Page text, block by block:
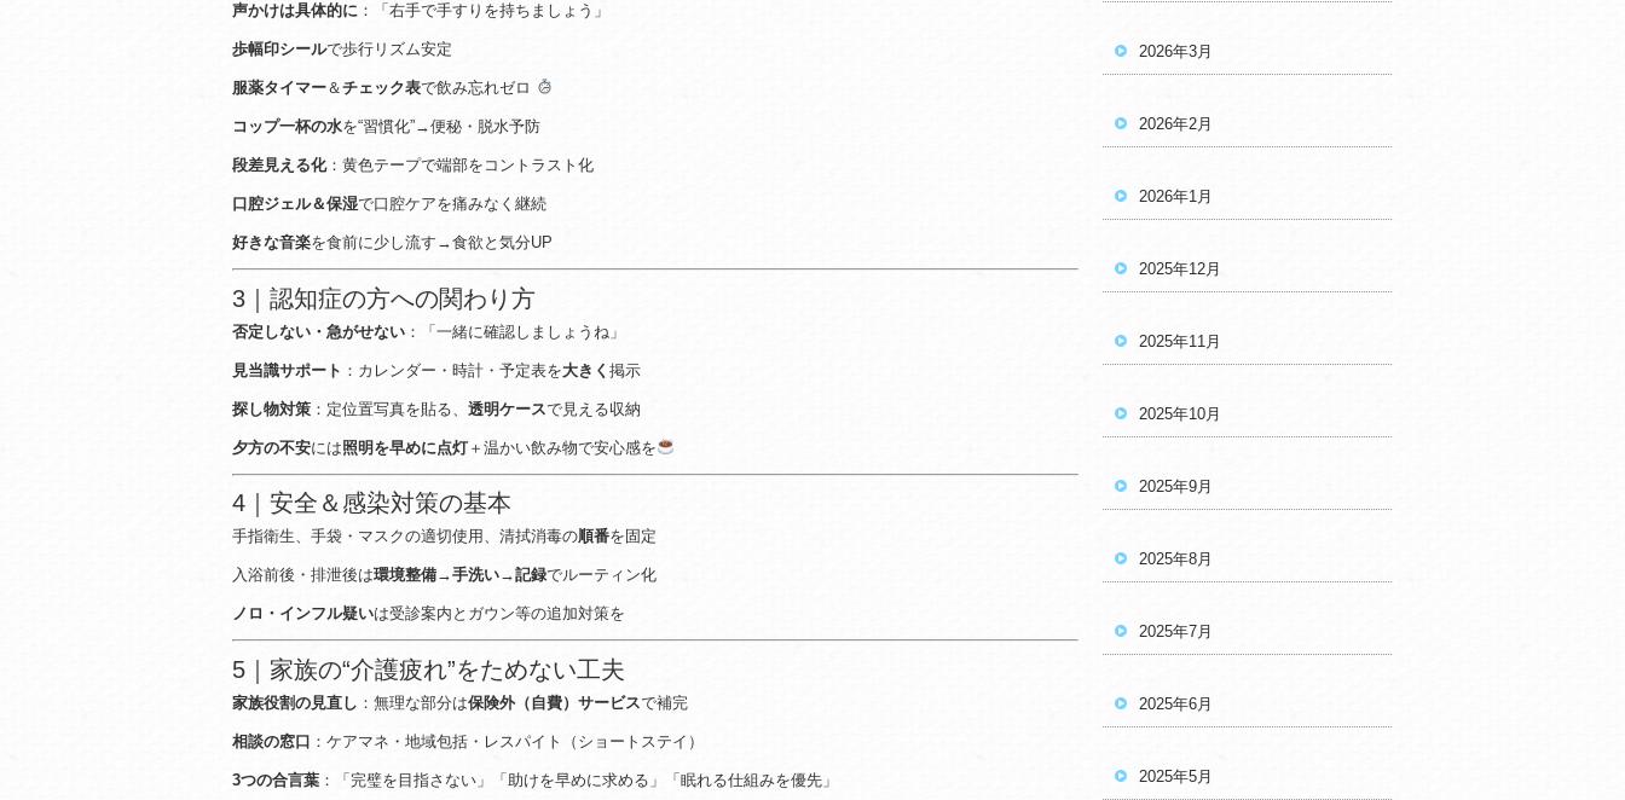
声かけは具体的に ：「右手で手すりを持ちましょう」
歩幅印シールで歩行リズム安定
服薬タイマー＆チェック表で飲み忘れゼロ
コップ一杯の水を“習慣化”→便秘・脱水予防
段差見える化：黄色テープで端部をコントラスト化
口腔ジェル＆保湿で口腔ケアを痛みなく継続
好きな音楽を食前に少し流す→食欲と気分UP
3｜認知症の方への関わり方
否定しない・急がせない ：「一緒に確認しましょうね」
見当識サポート ：カレンダー・時計・予定表を大きく 掲示
探し物対策 ：定位置写真を貼る、 透明ケースで見える収納
夕方の不安には照明を早めに点灯 ＋温かい飲み物で安心感を
4｜安全＆感染対策の基本
手指衛生、手袋・マスクの適切使用、清拭消毒の順番を固定
入浴前後・排泄後は環境整備→手洗い→記録でルーティン化
ノロ・インフル疑いは受診案内とガウン等の追加対策を
5｜家族の“介護疲れ”をためない工夫
家族役割の見直し ：無理な部分は保険外（自費）サービスで補完
相談の窓口 ：ケアマネ・地域包括・レスパイト（ショートステイ）
3つの合言葉 ：「完璧を目指さない」「助けを早めに求める」「眠れる仕組みを優先」
2026年3月
2026年2月
2026年1月
2025年12月
2025年11月
2025年10月
2025年9月
2025年8月
2025年7月
2025年6月
2025年5月